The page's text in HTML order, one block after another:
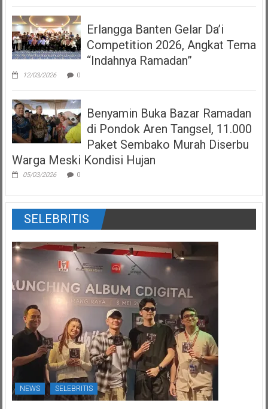
Erlangga Banten Gelar Da’i
Competition 2026, Angkat Tema
“Indahnya Ramadan”
12/03/2026 0
Benyamin Buka Bazar Ramadan
di Pondok Aren Tangsel, 11.000
Paket Sembako Murah Diserbu
Warga Meski Kondisi Hujan
05/03/2026 0
SELEBRITIS
NEWS SELEBRITIS